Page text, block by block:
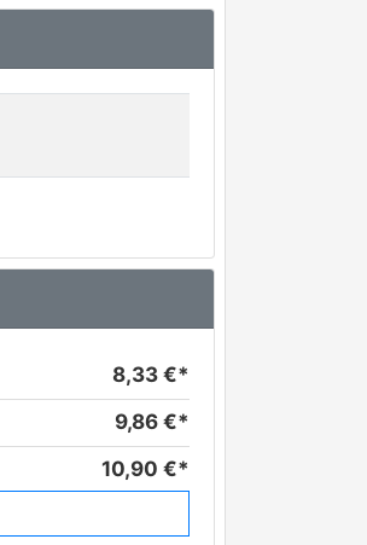
8,33 €*
9,86 €*
10,90 €*